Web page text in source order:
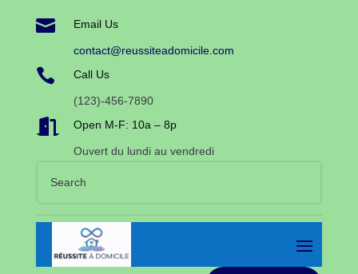
 Email Us
contact@reussiteadomicile.com
 Call Us
(123)-456-7890
 Open M-F: 10a – 8p
Ouvert du lundi au vendredi